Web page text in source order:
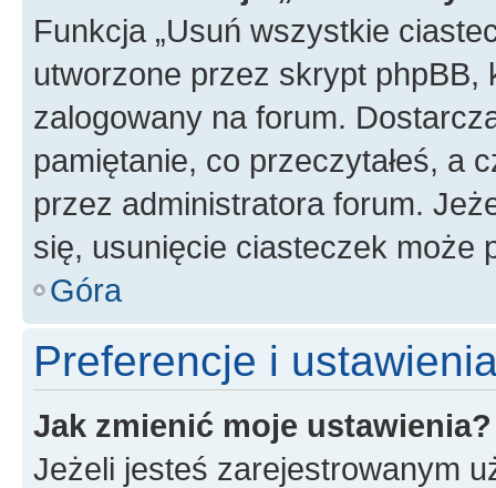
Funkcja „Usuń wszystkie
utworzone przez skrypt
zalogowany na forum.
pamiętanie, co przeczytałeś, a
przez administratora forum.
się, usunięcie ciasteczek może
Góra
Preferencje i
Jak zmienić moje ustawienia?
Jeżeli jesteś zarejestrowanym